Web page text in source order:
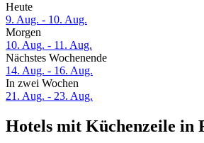
Heute
9. Aug. - 10. Aug.
Morgen
10. Aug. - 11. Aug.
Nächstes Wochenende
14. Aug. - 16. Aug.
In zwei Wochen
21. Aug. - 23. Aug.
Hotels mit Küchenzeile in